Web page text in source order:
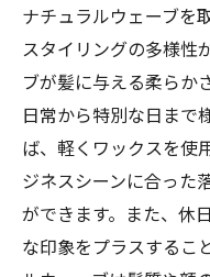
ナチュラル
使い方
シンプルな
法
ワンステッ
ック
出先でも崩
ナチュラルウェーブを
スタイリングの多様性
ブが髪に与える柔らか
日常から特別な日まで
ば、軽くワックスを使
ジネスシーンに合った
ができます。また、休
な印象をプラスするこ